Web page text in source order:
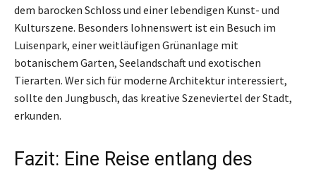
dem barocken Schloss und einer lebendigen Kunst- und
Kulturszene. Besonders lohnenswert ist ein Besuch im
Luisenpark, einer weitläufigen Grünanlage mit
botanischem Garten, Seelandschaft und exotischen
Tierarten. Wer sich für moderne Architektur interessiert,
sollte den Jungbusch, das kreative Szeneviertel der Stadt,
erkunden.
Fazit: Eine Reise entlang des